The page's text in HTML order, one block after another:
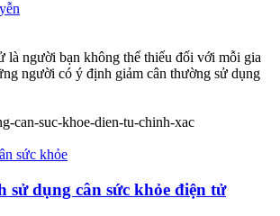
là người bạn không thể thiếu đối với mỗi gia
người có ý định giảm cân thường sử dụng
sức khỏe
sử dụng cân sức khỏe điện tử